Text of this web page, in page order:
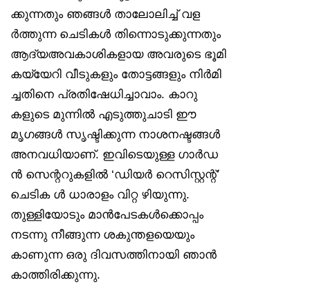
ക്കുന്നതും ഞങ്ങൾ താലോലിച്ച് വള
ർത്തുന്ന ചെടികൾ തിന്നൊടുക്കുന്നതും
ആദ്യഅവകാശികളായ അവരുടെ ഭൂമി
കയ്യേറി വീടുകളും തോട്ടങ്ങളും നിർമി
ച്ചതിനെ പ്രതിഷേധിച്ചാവാം. കാറു
കളുടെ മുന്നിൽ എടുത്തുചാടി ഈ
മൃഗങ്ങൾ സൃഷ്ടിക്കുന്ന നാശനഷ്ടങ്ങൾ
അനവധിയാണ്. ഇവിടെയുള്ള ഗാർഡ
ൻ സെന്ററുകളിൽ ‘ഡിയർ റെസിസ്റ്റന്റ്’
ചെടിക ൾ ധാരാളം വിറ്റ ഴിയുന്നു.
തുള്ളിയോടും മാൻപേടകൾക്കൊപ്പം
നടന്നു നീങ്ങുന്ന ശകുന്തളയെയും
കാണുന്ന ഒരു ദിവസത്തിനായി ഞാൻ
കാത്തിരിക്കുന്നു.